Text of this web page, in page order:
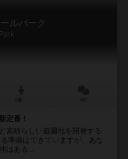
ルパーク
定番！
素晴らしい遊園地を開発する
準備はできていますが、あな
はある...